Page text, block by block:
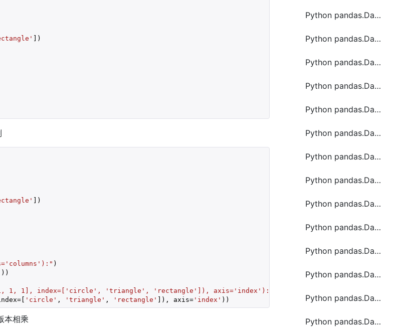
])
])
)
))
1, 1], index=['circle', 'triangle', 'rectangle']), axis='index'):"
'circle' , 'triangle' , 'rectangle' ]), axis='index' ))
本相乘
Python pandas.DataFrame.last函数方法的使用
Python pandas.DataFrame.lt函数方法的使用
Python pandas.DataFrame.max函数方法的使用
Python pandas.DataFrame.median函数方法的使用
Python pandas.DataFrame.merge函数方法的使用
Python pandas.DataFrame.mod函数方法的使用
Python pandas.DataFrame.mul函数方法的使用
Python pandas.DataFrame.nlargest函数方法的使用
Python pandas.DataFrame.nsmallest函数方法的使用
Python pandas.DataFrame.pipe函数方法的使用
Python pandas.DataFrame.pop函数方法的使用
Python pandas.DataFrame.prod函数方法的使用
Python pandas.DataFrame.query函数方法的使用
Python pandas.DataFrame.rank函数方法的使用